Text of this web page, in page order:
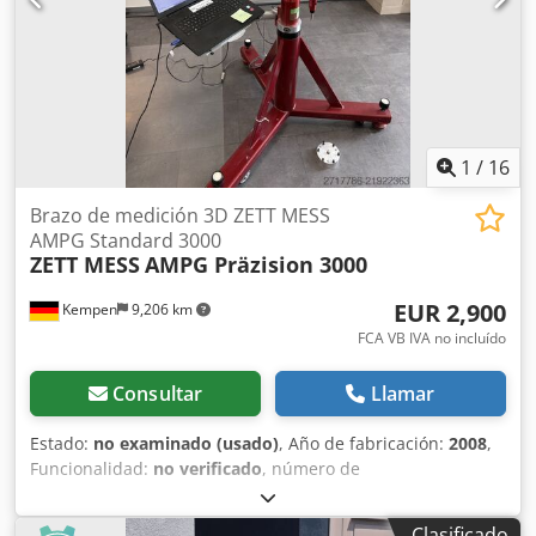
1 / 16
Kempen 9,206 km
Brazo de medición 3D ZETT MESS
AMPG Standard 3000
ZETT MESSAMPG Präzision 3000
EUR 2,900
FCA VB IVA no incluído
Consultar Llamar
Estado: no examinado (usado), Año de fabricación: 2008,
Funcionalidad: no verificado, número de
, ● Estado: No revisado ●
Ubicación: 47906 Kempen ● Disponibilidad: según acuerdo